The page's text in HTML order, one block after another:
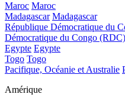
Maroc Maroc
Madagascar Madagascar
République Démocratique du
Démocratique du Congo (RDC)
Egypte Egypte
Togo Togo
Pacifique, Océanie et Australie
Amérique